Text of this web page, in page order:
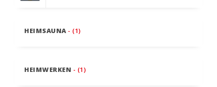
HEIMSAUNA - (1)
HEIMWERKEN - (1)